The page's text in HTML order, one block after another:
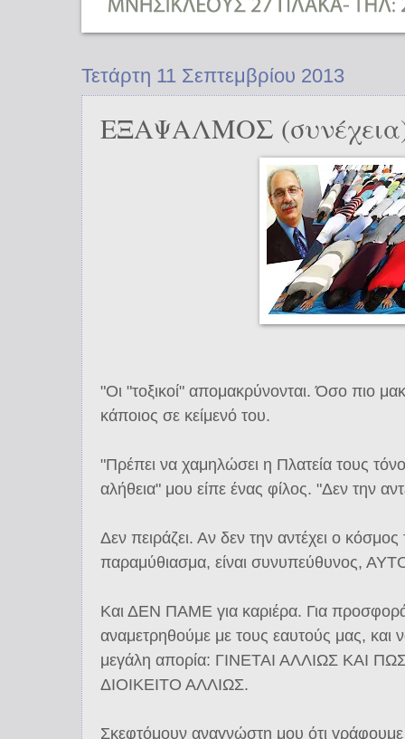
Τετάρτη 11 Σεπτεμβρίου 2013
ΕΞΑΨΑΛΜΟΣ
"Οι "τοξικοί" απομακρύνονται. Όσο πιο
κάποιος σε κείμενό του.
"Πρέπει να χαμηλώσει η Πλατεία τους
αλήθεια" μου είπε ένας φίλος. "Δεν την
Δεν πειράζει. Αν δεν την αντέχει ο κόσμος
παραμύθιασμα, είναι συνυπεύθυνος,
Και ΔΕΝ ΠΑΜΕ για καριέρα. Για
αναμετρηθούμε με τους εαυτούς μας, και
μεγάλη απορία: ΓΙΝΕΤΑΙ ΑΛΛΙΩΣ ΚΑΙ
ΔΙΟΙΚΕΙΤΟ ΑΛΛΙΩΣ.
Σκεφτόμουν αναγνώστη μου ότι